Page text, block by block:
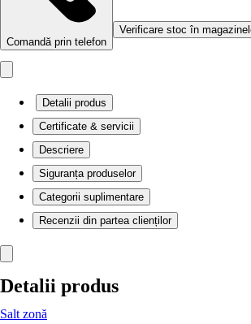
Comandă prin telefon
Verificare stoc în
Detalii produs
Certificate & servicii
Descriere
Siguranța produselor
Categorii suplimentare
Recenzii din partea clienților
Detalii produs
Salt zonă